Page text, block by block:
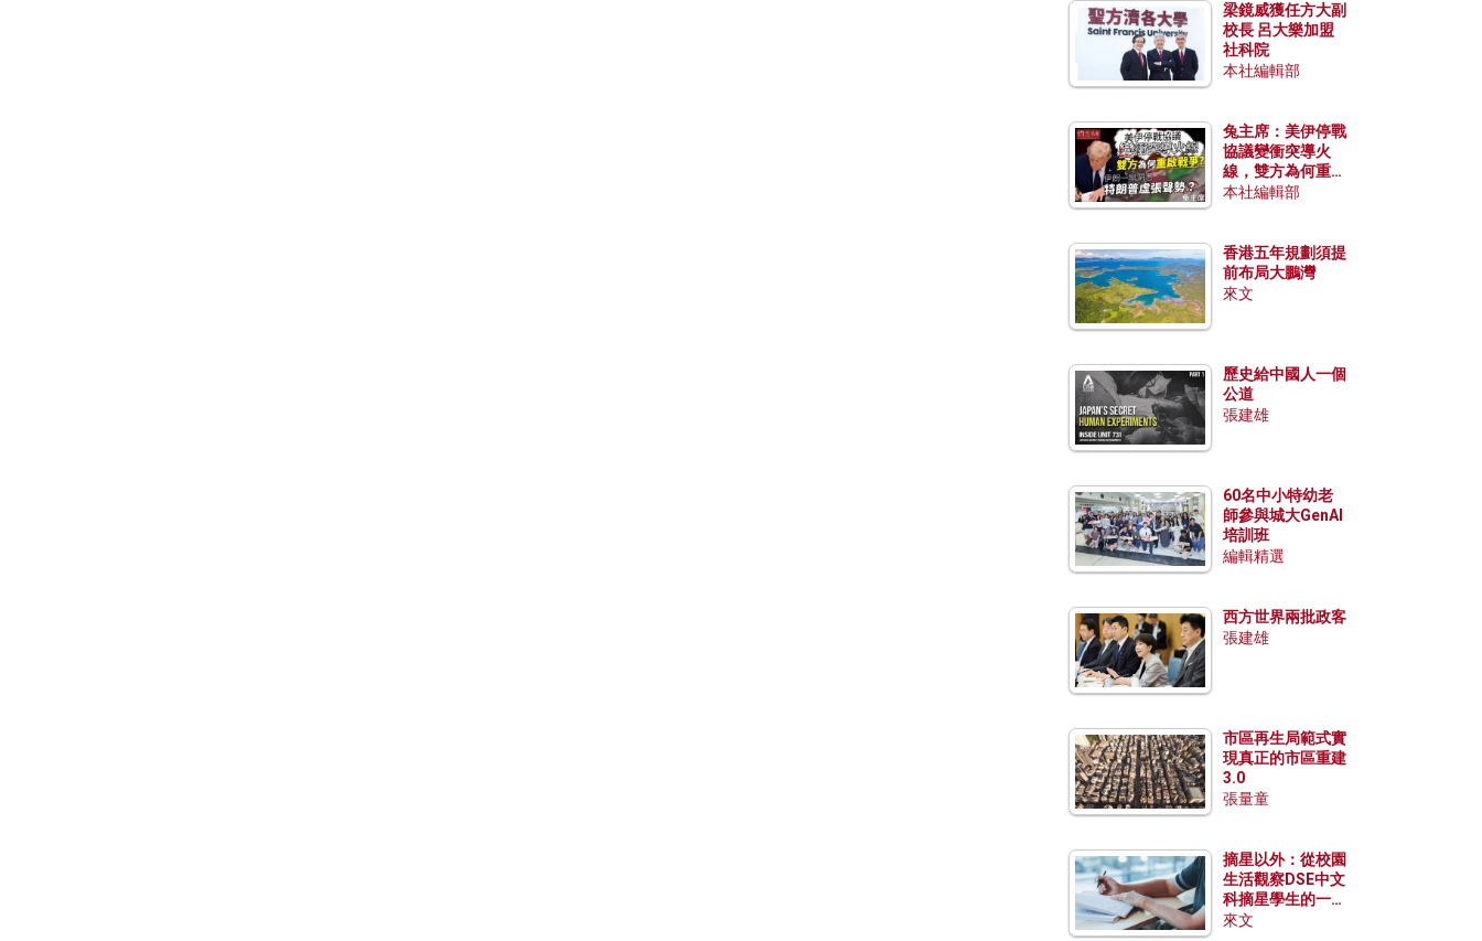
梁鏡威獲任方大副
校長 呂大樂加盟
社科院
本社編輯部
兔主席：美伊停戰
協議變衝突導火
線，雙方為何重啟
戰爭？伊朗一早洞
本社編輯部
香港五年規劃須提
前布局大鵬灣
來文
歷史給中國人一個
公道
張建雄
60名中小特幼老
師參與城大GenAI
培訓班
編輯精選
西方世界兩批政客
張建雄
市區再生局範式實
現真正的市區重建
3.0
張量童
摘星以外：從校園
生活觀察DSE中文
科摘星學生的一點
特質
來文